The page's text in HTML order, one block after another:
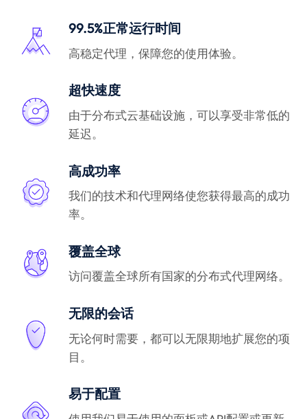
99.5%正常运行时间
高稳定代理，保障您的使用体验。
超快速度
由于分布式云基础设施，可以享受非常低的
延迟。
高成功率
我们的技术和代理网络使您获得最高的成功
率。
覆盖全球
访问覆盖全球所有国家的分布式代理网络。
无限的会话
无论何时需要，都可以无限期地扩展您的项
目。
易于配置